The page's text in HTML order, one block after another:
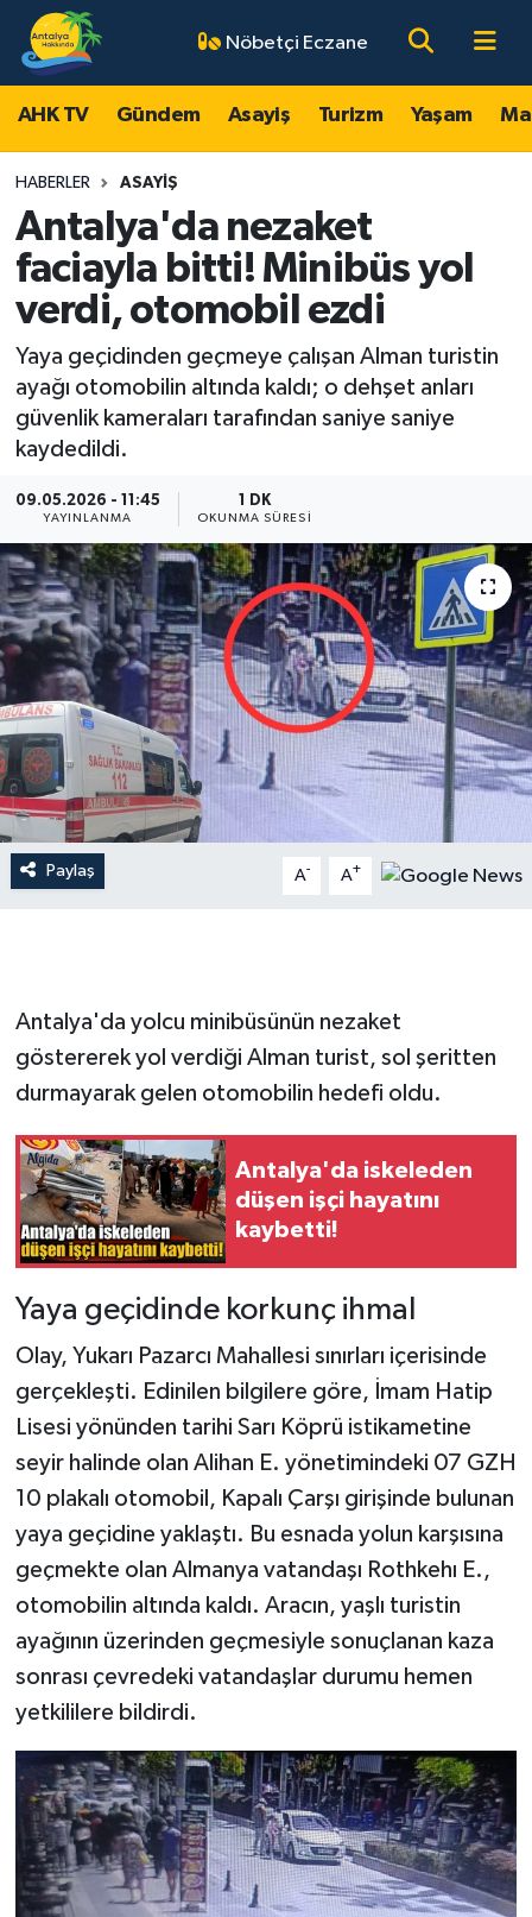
Nöbetçi Eczane
AHK TV Gündem Asayiş Turizm Yaşam
HABERLER ASAYIŞ
Antalya'da nezaket
faciayla bitti! Minibüs yol
verdi, otomobil ezdi
Yaya geçidinden geçmeye çalışan Alman turistin
ayağı otomobilin altında kaldı; o dehşet anları
güvenlik kameraları tarafından saniye saniye
kaydedildi.
09.05.2026 - 11:45
YAYINLANMA
1 DK
OKUNMA SÜRESI
Paylaş A- A+
Antalya'da yolcu minibüsünün nezaket
göstererek yol verdiği Alman turist, sol şeritten
durmayarak gelen otomobilin hedefi oldu.
Antalya'da iskeleden
düşen işçi hayatını
kaybetti!
Yaya geçidinde korkunç ihmal
Olay, Yukarı Pazarcı Mahallesi sınırları içerisinde
gerçekleşti. Edinilen bilgilere göre, İmam Hatip
Lisesi yönünden tarihi Sarı Köprü istikametine
seyir halinde olan Alihan E. yönetimindeki 07 GZH
10 plakalı otomobil, Kapalı Çarşı girişinde bulunan
yaya geçidine yaklaştı. Bu esnada yolun karşısına
geçmekte olan Almanya vatandaşı Rothkehı E.,
otomobilin altında kaldı. Aracın, yaşlı turistin
ayağının üzerinden geçmesiyle sonuçlanan kaza
sonrası çevredeki vatandaşlar durumu hemen
yetkililere bildirdi.
AHK TV
Gündem
Asayiş
Turizm
Yaşam
Magazin
Ekonomi
Spor
Dünya
Resmi Reklamlar
Antalya Nöbetçi Eczaneler
Antalya Hava Durumu
Antalya Namaz Vakitleri
Antalya Trafik Yoğunluk Haritası
Süper Lig Puan Durumu ve Fikstür
Tüm Manşetler
Son Dakika Haberleri
Haber Arşivi